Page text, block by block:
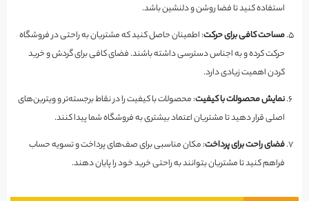
استفاده کنید تا فضا روشن و دلنشین باشد.
مساحت کافی برای حرکت: اطمینان حاصل کنید که مشتریان به راحتی در فروشگاه
حرکت کرده و به اجناس دسترسی داشته باشند. فضای کافی برای گردش و خرید
کردن اهمیت زیادی دارد.
نمایش محصولات با کیفیت: محصولات با کیفیت را در نقاط برجسته‌تر و ویترین‌های
اصلی قرار دهید تا مشتریان اعتماد بیشتری به فروشگاه شما پیدا کنند.
فضای راحت برای پرداخت: مکان مناسبی برای صف‌های پرداخت و تسویه حساب
فراهم کنید تا مشتریان بتوانند به راحتی خرید خود را پایان دهند.